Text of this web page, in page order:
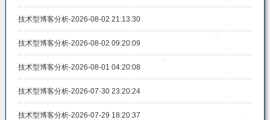
技术型博客分析-2026-08-02 21:13:30
技术型博客分析-2026-08-02 09:20:09
技术型博客分析-2026-08-01 04:20:08
技术型博客分析-2026-07-30 23:20:24
技术型博客分析-2026-07-29 18:20:37